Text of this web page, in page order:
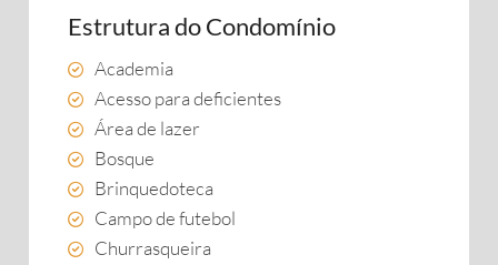
Estrutura do Condomínio
Academia
Acesso para deficientes
Área de lazer
Bosque
Brinquedoteca
Campo de futebol
Churrasqueira